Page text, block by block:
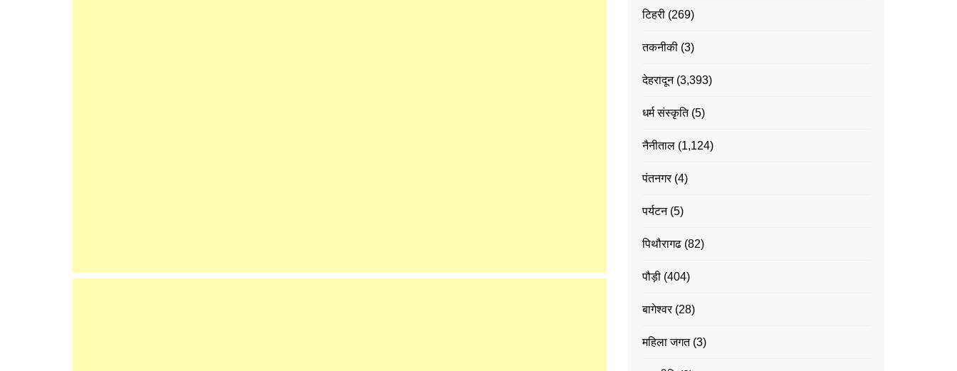
टिहरी (269)
तकनीकी (3)
देहरादून(3,393)
धर्म संस्कृति(5)
नैनीताल (1,124)
पंतनगर(4)
पर्यटन(5)
पिथौरागढ (82)
पौड़ी (404)
बागेश्वर(28)
महिला जगत(3)